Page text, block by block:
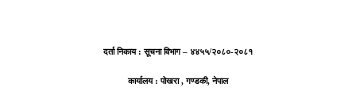
दर्ता निकाय : सूचना विभाग – ४४५५/२०८०-२०८१
कार्यालय : पोखरा , गण्डकी, नेपाल